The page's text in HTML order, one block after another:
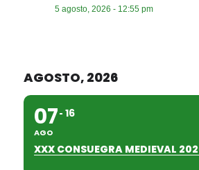
5 agosto, 2026 - 12:55 pm
AGOSTO, 2026
07
AGO
16
XXX CONSUEGRA MEDIEVAL